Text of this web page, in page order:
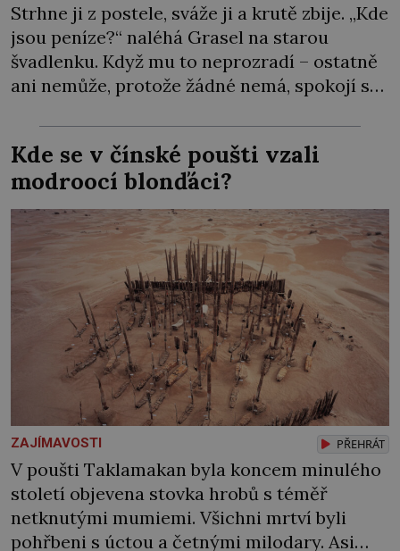
Strhne ji z postele, sváže ji a krutě zbije. „Kde
jsou peníze?“ naléhá Grasel na starou
švadlenku. Když mu to neprozradí – ostatně
ani nemůže, protože žádné nemá, spokojí se
Zraněná žena pár dní nato umírá. Je to muž
nebývale krutý. Jeho činy budí hrůzu ještě
dlouho po jeho smrti […]
Kde se v čínské poušti vzali
modroocí blonďáci?
ZAJÍMAVOSTI PŘEHRÁT
V poušti Taklamakan byla koncem minulého
století objevena stovka hrobů s téměř
netknutými mumiemi. Všichni mrtví byli
pohřbeni s úctou a četnými milodary. Asi